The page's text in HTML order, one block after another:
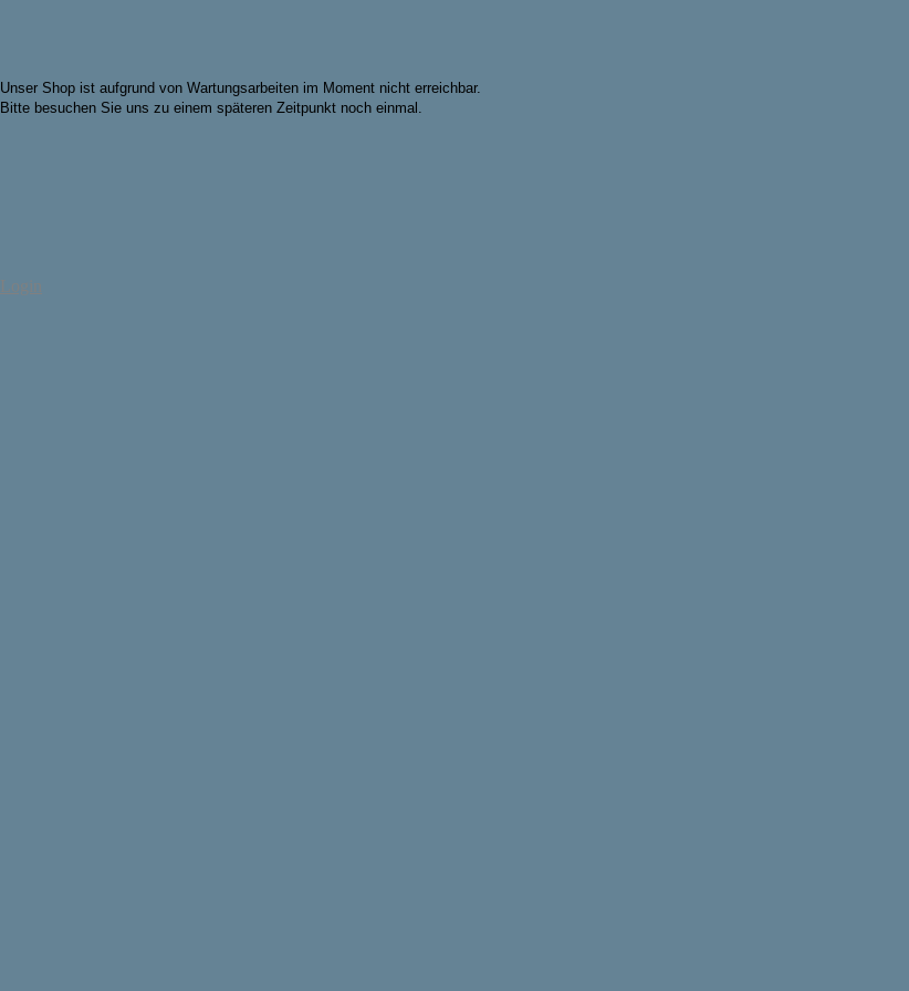
Unser Shop ist aufgrund von Wartungsarbeiten im Moment nicht erreichbar.
Bitte besuchen Sie uns zu einem späteren Zeitpunkt noch einmal.
Login